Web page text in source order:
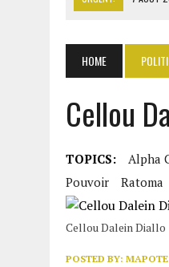
7 AOÛT 2026 |
7 AOÛT 2026
HOME
Cellou
TOPICS: Alpha
Pouvoir
Ratoma
Cellou Dalein Diallo
POSTED BY: MAPOTE